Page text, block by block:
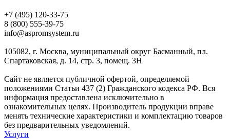
+7 (495) 120-33-75
8 (800) 555-39-75
info@aspromsystem.ru
105082, г. Москва, муниципальный округ Басманный, пл.
Спартаковская, д. 14, стр. 3, помещ. 3Н
Сайт не является публичной офертой, определяемой
положениями Статьи 437 (2) Гражданского кодекса РФ. Вся
информация предоставлена исключительно в
ознакомительных целях. Производитель продукции вправе
менять технические характеристики и комплектацию товаров
без предварительных уведомлений.
Услуги